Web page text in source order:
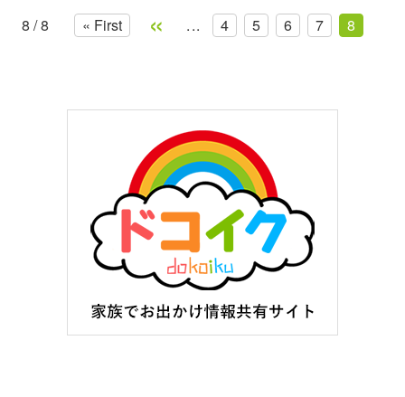
8 / 8 « First « ... 4 5 6 7 8